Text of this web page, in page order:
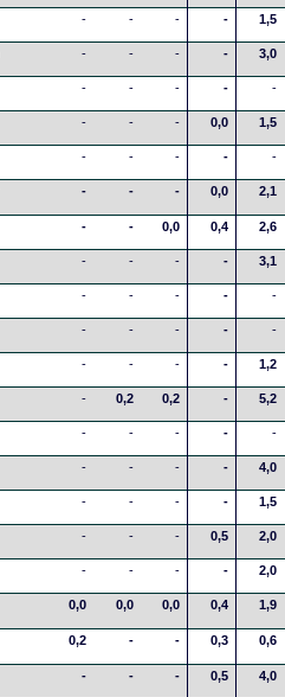
- - - - 1,5
- - - - 3,0
- - - - -
- - - 0,0 1,5
- - - - -
- - - 0,0 2,1
- - 0,0 0,4 2,6
- - - - 3,1
- - - - -
- - - - -
- - - - 1,2
- 0,2 0,2 - 5,2
- - - - -
- - - - 4,0
- - - - 1,5
- - - 0,5 2,0
- - - - 2,0
0,0 0,0 0,0 0,4 1,9
0,2 - - 0,3 0,6
- - - 0,5 4,0